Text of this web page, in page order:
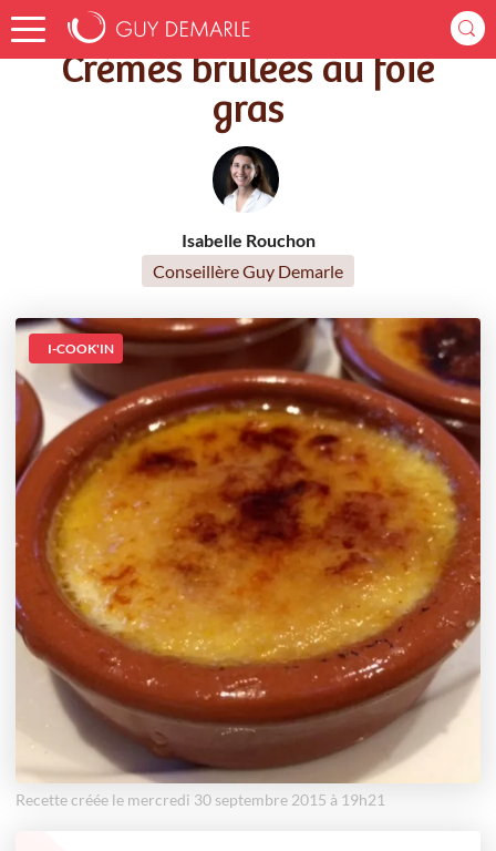
Accueil Recettes Crèmes brûlées au foie gras
Crèmes brûlées au foie
gras
Isabelle Rouchon
Conseillère Guy Demarle
I-COOK'IN
Recette créée le mercredi 30 septembre 2015 à 19h21